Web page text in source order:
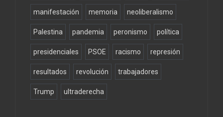
manifestación memoria neoliberalismo
Palestina pandemia peronismo política
presidenciales PSOE racismo represión
resultados revolución trabajadores
Trump ultraderecha